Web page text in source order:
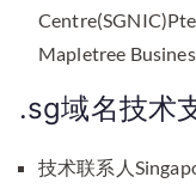
Mapletree
.sg域名技术
技术联系人